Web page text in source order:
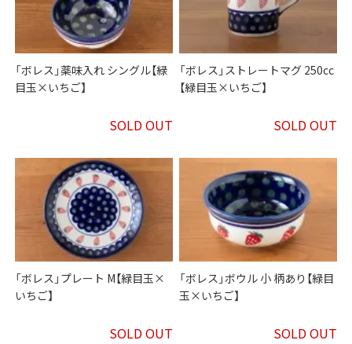
「ボレス」薬味入れ シングル【緑
目玉×いちご】
SOLD OUT
「ボレス」ストレートマグ 250cc
【緑目玉×いちご】
SOLD OUT
「ボレス」プレート M【緑目玉×
いちご】
SOLD OUT
「ボレス」ボウル 小 柄あり【緑目
玉×いちご】
SOLD OUT